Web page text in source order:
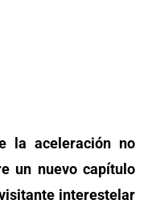
la aceleración no
un nuevo capítulo
interestelar